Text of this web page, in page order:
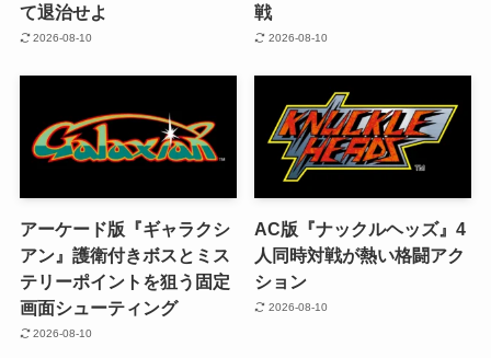
て退治せよ
2026-08-10
戦
2026-08-10
アーケード版『ギャラクシ
アン』護衛付きボスとミス
テリーポイントを狙う固定
画面シューティング
2026-08-10
AC版『ナックルヘッズ』4
人同時対戦が熱い格闘アク
ション
2026-08-10